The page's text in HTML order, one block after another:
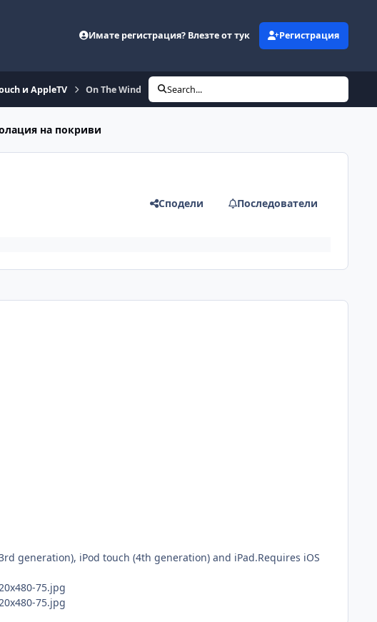
Имате регистрация? Влезте от тук Регистрация
и AppleTV On The Wind Search...
на покриви
Сподели Последователи
generation), iPod touch (4th generation) and iPad.Requires iOS